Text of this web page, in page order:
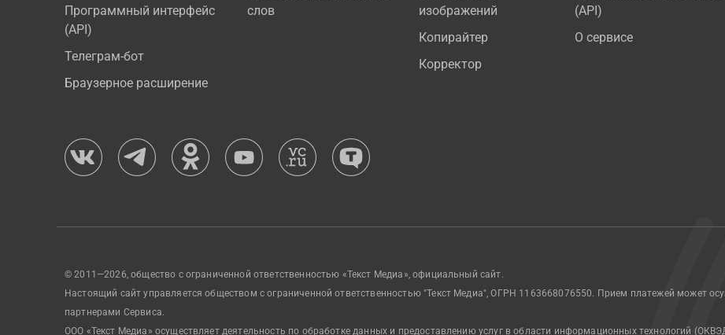
Программный интерфейс
(API)
Телеграм-бот
Браузерное расширение
слов
изображений
Копирайтер
Корректор
(API)
О сервисе
© 2011—2026, общество с ограниченной ответственностью «Текст Медиа», официальный сайт.
Настоящий сайт управляется обществом с ограниченной ответственностью "Текст Медиа", ОГРН 1163668076550. Прием платежей может
партнерами Сервиса.
ООО «Текст Медиа» осуществляет деятельность по обработке данных и предоставлению услуг в области информационных технологий